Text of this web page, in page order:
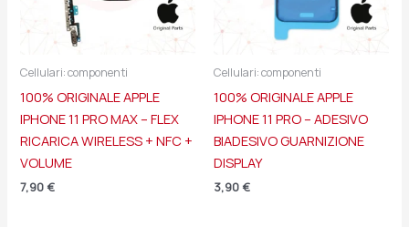
Cellulari: componenti
100% ORIGINALE APPLE
IPHONE 11 PRO MAX – FLEX
RICARICA WIRELESS + NFC +
VOLUME
7,90 €
Cellulari: componenti
100% ORIGINALE APPLE
IPHONE 11 PRO – ADESIVO
BIADESIVO GUARNIZIONE
DISPLAY
3,90 €